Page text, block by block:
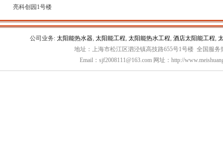
亮科创园1号楼
公司业务: 太阳能热水器, 太阳能工程, 太阳能热水工程, 酒店太阳能工程,
地址：上海市松江区泗泾镇高技路655号1号楼 全国服务
Email：sjf2008111@163.com 网址：http://